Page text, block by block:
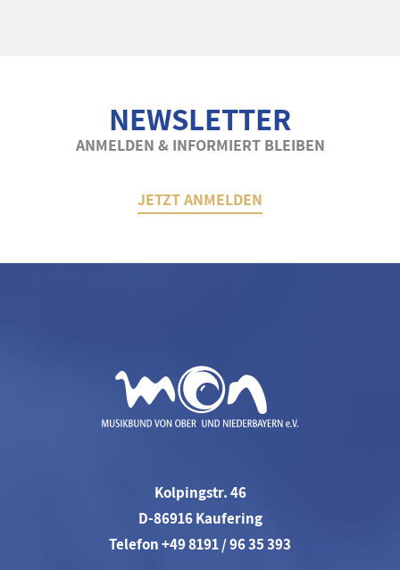
NEWSLETTER
ANMELDEN & INFORMIERT BLEIBEN
JETZT ANMELDEN
Kolpingstr. 46
D-86916 Kaufering
Telefon +49 8191 / 96 35 393